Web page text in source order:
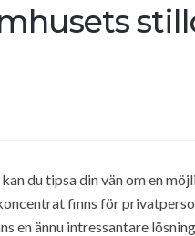
du tipsa din vän om en
finns för
ännu intressantare